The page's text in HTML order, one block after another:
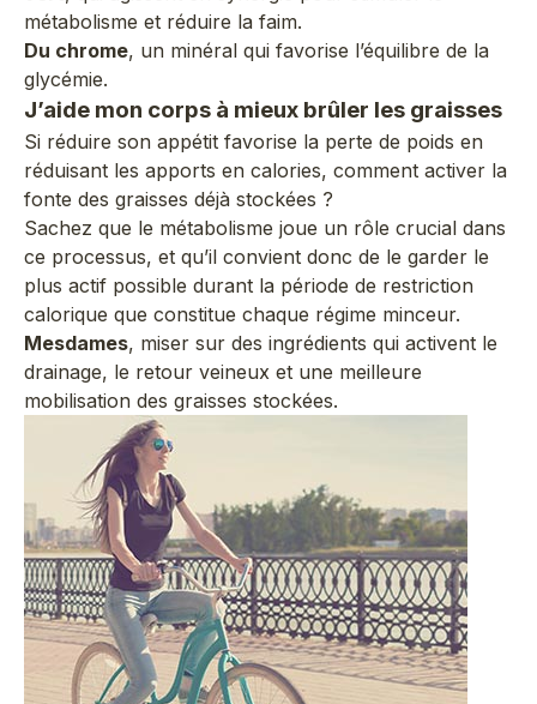
métabolisme et réduire la faim.
Du chrome, un minéral qui favorise l’équilibre de la
glycémie.
J’aide mon corps à mieux brûler les graisses
Si réduire son appétit favorise la perte de poids en
réduisant les apports en calories, comment activer la
fonte des graisses déjà stockées ?
Sachez que le métabolisme joue un rôle crucial dans
ce processus, et qu’il convient donc de le garder le
plus actif possible durant la période de restriction
calorique que constitue chaque régime minceur.
Mesdames, miser sur des ingrédients qui activent le
drainage, le retour veineux et une meilleure
mobilisation des graisses stockées.